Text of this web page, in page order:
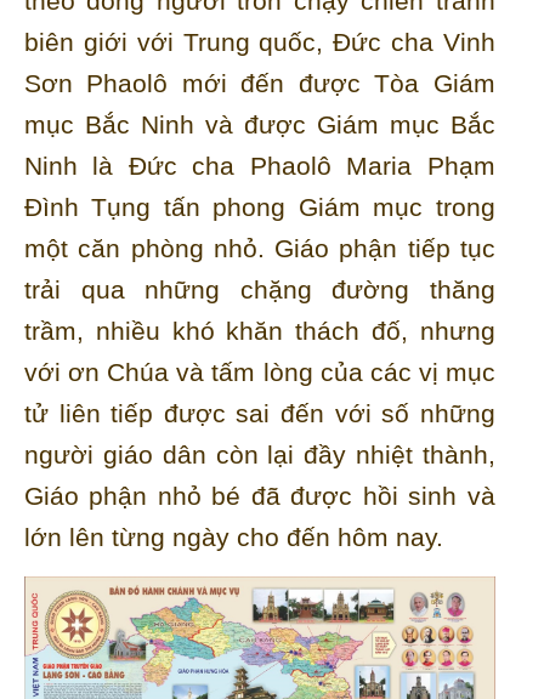
biên giới với Trung quốc, Đức cha Vinh
Sơn Phaolô mới đến được Tòa Giám
mục Bắc Ninh và được Giám mục Bắc
Ninh là Đức cha Phaolô Maria Phạm
Đình Tụng tấn phong Giám mục trong
một căn phòng nhỏ. Giáo phận tiếp tục
trải qua những chặng đường thăng
trầm, nhiều khó khăn thách đố, nhưng
với ơn Chúa và tấm lòng của các vị mục
tử liên tiếp được sai đến với số những
người giáo dân còn lại đầy nhiệt thành,
Giáo phận nhỏ bé đã được hồi sinh và
lớn lên từng ngày cho đến hôm nay.